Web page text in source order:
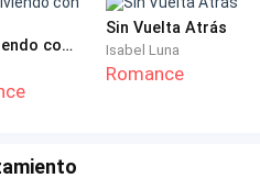
en la zona donde la habían
Fernand la abrazó de
Conviviendo con el jefe
Sin Vuelta Atrás
Isabel Luna
Romance